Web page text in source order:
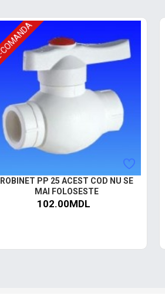
ROBINET PP 25 ACEST COD NU SE
MAI FOLOSESTE
102.00MDL